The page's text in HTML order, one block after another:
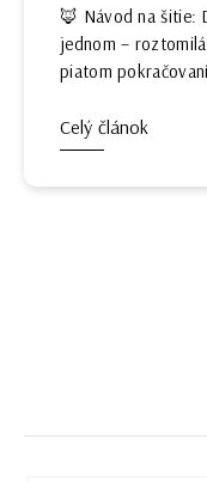
🦊 Návod na šitie:
jednom –
piatom
Celý článok